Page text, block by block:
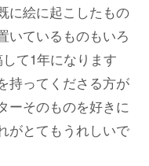
に絵に起こしたもの
いているものもいろ
て1年になります
持ってくださる方が
ーそのものを好きに
がとてもうれしいで